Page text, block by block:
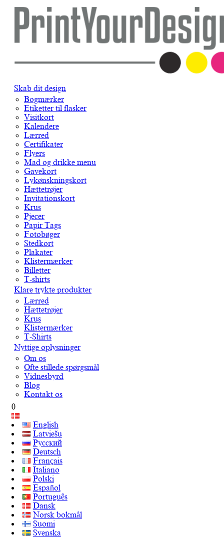
Skab dit design
Bogmærker
Etiketter til flasker
Visitkort
Kalendere
Lærred
Certifikater
Flyers
Mad og drikke menu
Gavekort
Lykønskningskort
Hættetrøjer
Invitationskort
Krus
Pjecer
Papir Tags
Fotobøger
Stedkort
Plakater
Klistermærker
Billetter
T-shirts
Klare trykte produkter
Lærred
Hættetrøjer
Krus
Klistermærker
T-Shirts
Nyttige oplysninger
Om os
Ofte stillede spørgsmål
Vidnesbyrd
Blog
Kontakt os
0
English
Latviešu
Русский
Deutsch
Français
Italiano
Polski
Español
Português
Dansk
Norsk bokmål
Suomi
Svenska